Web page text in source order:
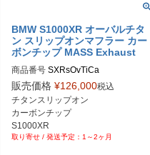
BMW S1000XR オーバルチタ
ン スリップオンマフラー カー
ボンチップ MASS Exhaust
商品番号 SXRsOvTiCa
※メーカーSKUなし
https://www.massmoto.it/prodotto/ova
l-titan-carbon-top-slip-on-bmw-s100
0-xr/
販売価格 ¥126,000税込
チタンスリップオン
カーボンチップ
S1000XR
1～2ヶ月